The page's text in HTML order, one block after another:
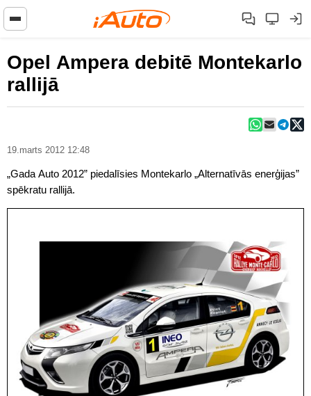
Opel Ampera debitē Montekarlo
rallijā
19.marts 2012 12:48
„Gada Auto 2012” piedalīsies Montekarlo „Alternatīvās enerģijas”
spēkratu rallijā.